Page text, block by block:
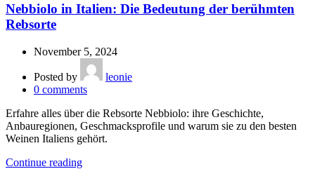
Nebbiolo in Italien: Die Bedeutung der berühmten
Rebsorte
November 5, 2024
Posted by
leonie
0 comments
Erfahre alles über die Rebsorte Nebbiolo: ihre Geschichte,
Anbauregionen, Geschmacksprofile und warum sie zu den besten
Weinen Italiens gehört.
Continue reading